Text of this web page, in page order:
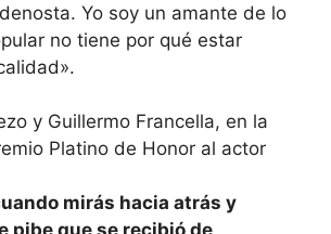
Yo soy un amante de lo
no tiene por qué estar
mirás hacia atrás y
pibe que se recibió de